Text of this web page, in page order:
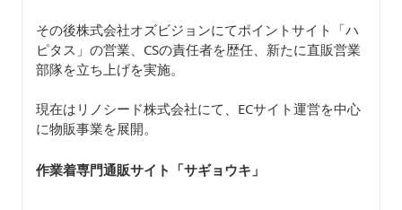
その後株式会社オズビジョンにてポイントサイト「ハ
ピタス」の営業、CSの責任者を歴任、新たに直販営業
部隊を立ち上げを実施。
現在はリノシード株式会社にて、ECサイト運営を中心
に物販事業を展開。
作業着専門通販サイト「サギョウキ 」